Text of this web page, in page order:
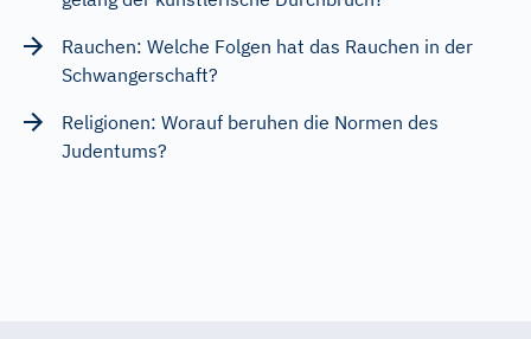
Rauchen: Welche Folgen hat das Rauchen in der
Schwangerschaft?
Religionen: Worauf beruhen die Normen des
Judentums?